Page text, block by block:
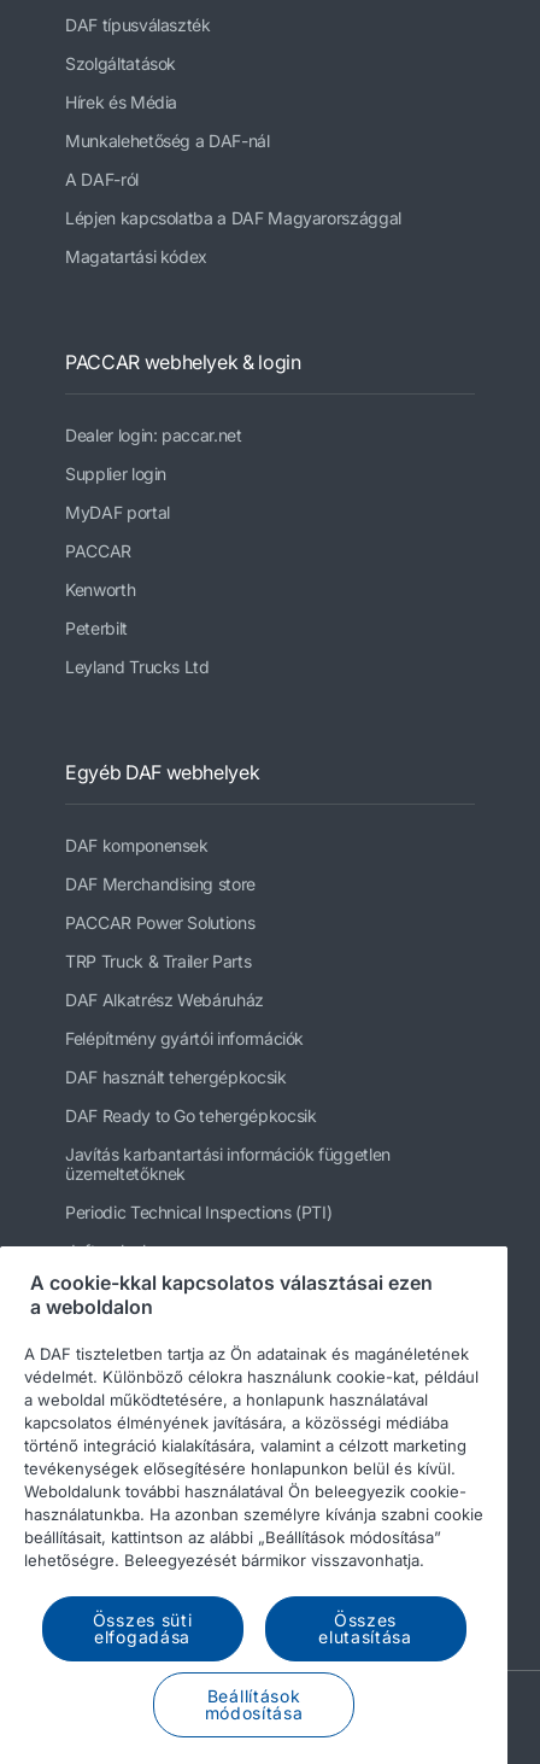
DAF típusválaszték
Szolgáltatások
Hírek és Média
Munkalehetőség a DAF-nál
A DAF-ról
Lépjen kapcsolatba a DAF Magyarországgal
Magatartási kódex
PACCAR webhelyek & login
Dealer login: paccar.net
Supplier login
MyDAF portal
PACCAR
Kenworth
Peterbilt
Leyland Trucks Ltd
Egyéb DAF webhelyek
DAF komponensek
DAF Merchandising store
PACCAR Power Solutions
TRP Truck & Trailer Parts
DAF Alkatrész Webáruház
Felépítmény gyártói információk
DAF használt tehergépkocsik
DAF Ready to Go tehergépkocsik
Javítás karbantartási információk független
üzemeltetőknek
Periodic Technical Inspections (PTI)
daftrucks.hu
Egyéb DAF webhelyek
© 2026 DAF Legal notice
Privacy statement
General conditions
A DAF és a cookie-k
Income Tax Report
A PACCAR COMPANY
DRIVEN BY QUALITY
A cookie-kkal kapcsolatos választásai ezen
a weboldalon
A DAF tiszteletben tartja az Ön adatainak és magánéletének
védelmét. Különböző célokra használunk cookie-kat, például
a weboldal működtetésére, a honlapunk használatával
kapcsolatos élményének javítására, a közösségi médiába
történő integráció kialakítására, valamint a célzott marketing
tevékenységek elősegítésére honlapunkon belül és kívül.
Weboldalunk további használatával Ön beleegyezik cookie-
használatunkba. Ha azonban személyre kívánja szabni cookie
beállításait, kattintson az alábbi „Beállítások módosítása”
lehetőségre. Beleegyezését bármikor visszavonhatja.
Összes süti
elfogadása
Összes
elutasítása
Beállítások
módosítása